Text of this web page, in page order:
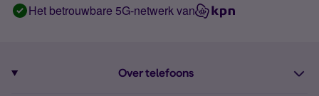
Het betrouwbare 5G-netwerk van
Over telefoons